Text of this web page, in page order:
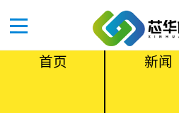
首页 新闻